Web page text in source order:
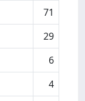
71
29
6
4